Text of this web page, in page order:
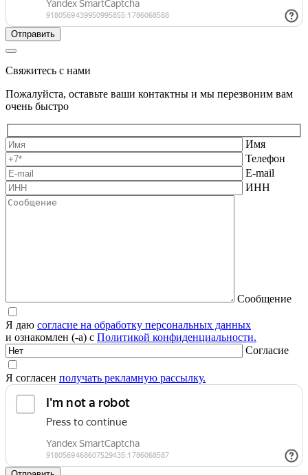
Свяжитесь с нами
Пожалуйста, оставьте ваши контактны и мы перезвоним вам
очень быстро
Имя
Телефон
E-mail
ИНН
Сообщение
Я даю согласие на обработку персональных данных
и ознакомлен (-а) с Политикой конфиденциальности.
Согласие
Я согласен получать рекламную рассылку.